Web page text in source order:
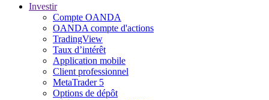
Investir
Compte OANDA
OANDA compte d'actions
TradingView
Taux d’intérêt
Application mobile
Client professionnel
MetaTrader 5
Options de dépôt